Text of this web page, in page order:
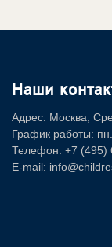
Наши
Адрес: Москва,
График работы:
Телефон: +7 (495)
E-mail: